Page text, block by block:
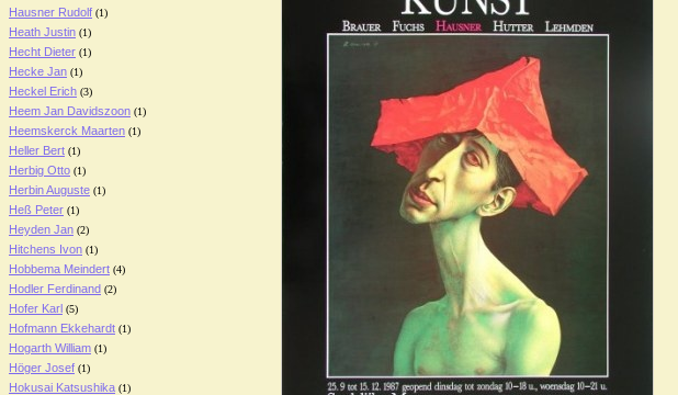
Hausner Rudolf (1)
Heath Justin (1)
Hecht Dieter (1)
Hecke Jan (1)
Heckel Erich (3)
Heem Jan Davidszoon (1)
Heemskerck Maarten (1)
Heller Bert (1)
Herbig Otto (1)
Herbin Auguste (1)
Heß Peter (1)
Heyden Jan (2)
Hitchens Ivon (1)
Hobbema Meindert (4)
Hodler Ferdinand (2)
Hofer Karl (5)
Hofmann Ekkehardt (1)
Hogarth William (1)
Höger Josef (1)
Hokusai Katsushika (1)